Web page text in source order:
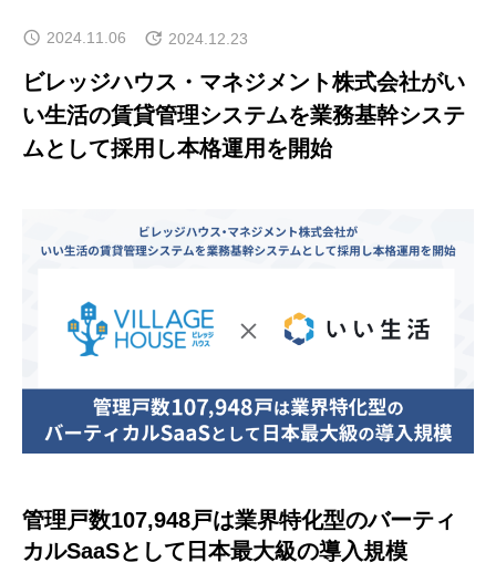
2024.11.06 2024.12.23
ビレッジハウス・マネジメント株式会社がい
い生活の賃貸管理システムを業務基幹システ
ムとして採用し本格運用を開始
管理戸数107,948戸は業界特化型のバーティ
カルSaaSとして日本最大級の導入規模